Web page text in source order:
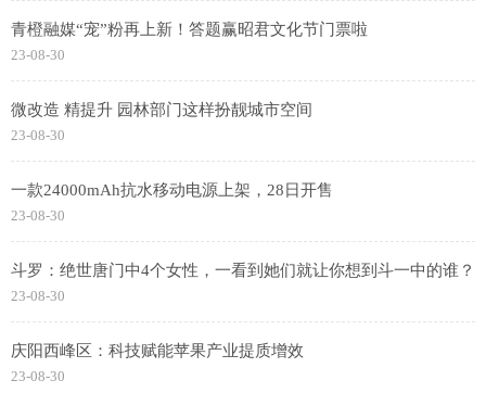
青橙融媒“宠”粉再上新！答题赢昭君文化节门票啦
23-08-30
微改造 精提升 园林部门这样扮靓城市空间
23-08-30
一款24000mAh抗水移动电源上架，28日开售
23-08-30
斗罗：绝世唐门中4个女性，一看到她们就让你想到斗一中的谁？
23-08-30
庆阳西峰区：科技赋能苹果产业提质增效
23-08-30